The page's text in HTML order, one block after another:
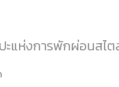
แห่งการพักผ่อนสไต